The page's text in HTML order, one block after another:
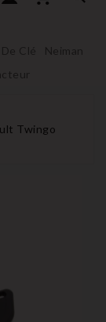
De Clé
Neiman
Twingo